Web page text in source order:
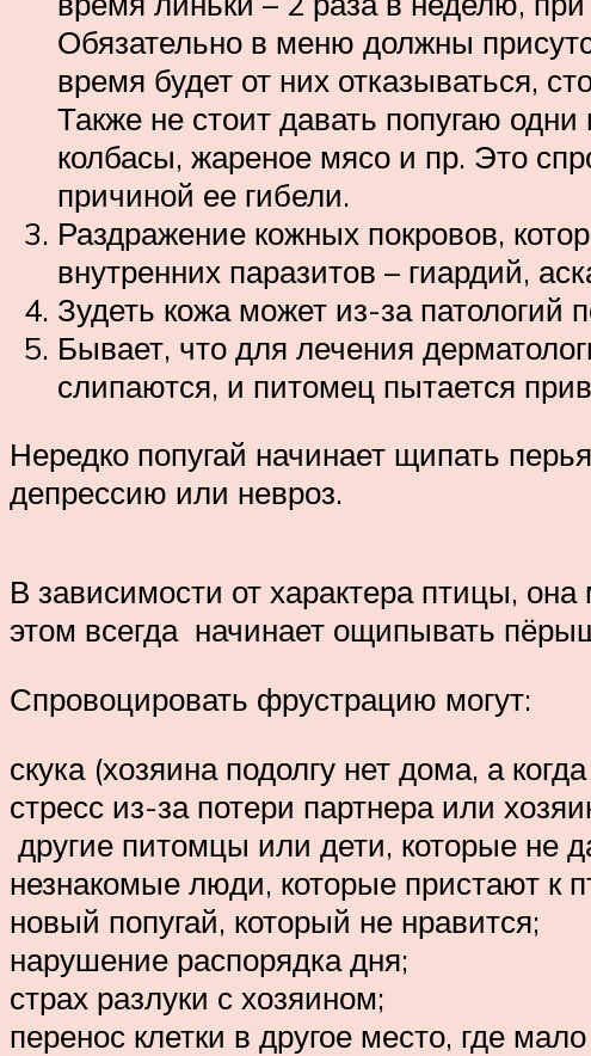
Обязательно в меню должны
время будет от них отказываться,
Также не стоит давать попугаю
колбасы, жареное мясо и пр. Это
причиной ее гибели.
Раздражение кожных покровов,
внутренних паразитов – гиардий,
Зудеть кожа может из-за патологий
Бывает, что для лечения
слипаются, и питомец пытается
Нередко попугай начинает щипать
депрессию или невроз.
В зависимости от характера птицы,
этом всегда начинает ощипывать
Спровоцировать фрустрацию могут:
скука (хозяина подолгу нет дома, а
стресс из-за потери партнера или
другие питомцы или дети, которые не
незнакомые люди, которые пристают к
новый попугай, который не нравится;
нарушение распорядка дня;
страх разлуки с хозяином;
перенос клетки в другое место, где